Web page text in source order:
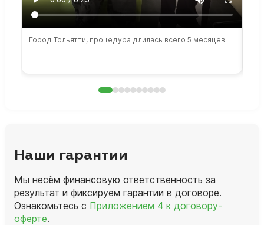
Город Тольятти, процедура длилась всего 5 месяцев
Наши гарантии
Мы несём финансовую ответственность за
результат и фиксируем гарантии в договоре.
Ознакомьтесь с Приложением 4 к договору-
оферте.